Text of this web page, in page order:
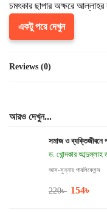
চমৎকার ছাপার অক্ষরে আল্লাহর
একটু পরে দেখুন
Reviews (0)
আরও দেখুন...
সমাজ ও ব্যক্তিজীবনে
ড. খোন্দকার আব্দুল্লাহ
আস-সুন্নাহ পাবলিকেশন্স
220৳ 154৳